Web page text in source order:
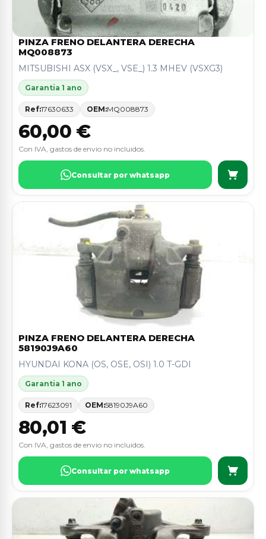
PINZA FRENO DELANTERA DERECHA
MQ008873
MITSUBISHI ASX (VSX_, VSE_) 1.3 MHEV (VSXG3)
Garantia 1 ano
Ref:17630633 OEM:MQ008873
60,00 €
Con IVA, gastos de envio no incluidos.
Consultar por whatsapp
PINZA FRENO DELANTERA DERECHA
58190J9A60
HYUNDAI KONA (OS, OSE, OSI) 1.0 T-GDI
Garantia 1 ano
Ref:17623091 OEM:58190J9A60
80,01 €
Con IVA, gastos de envio no incluidos.
Consultar por whatsapp